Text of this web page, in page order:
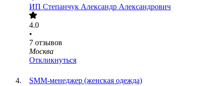
ИП Степанчук Александр Александрович
4.0
•
7 отзывов
Москва
Откликнуться
SMM-менеджер (женская одежда)